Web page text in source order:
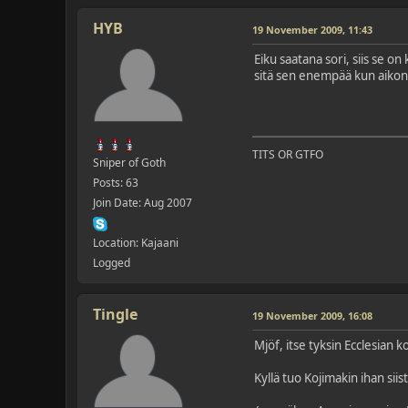
HYB
Sniper of Goth
Posts: 63
Join Date: Aug 2007
Location: Kajaani
Logged
19 November 2009, 11:43
Eiku saatana sori, siis se
sitä sen enempää kun
TITS OR GTFO
Tingle 19 November 2009, 16:08
Mjöf, itse tyksin Ecclesian
Kyllä tuo Kojimakin ihan